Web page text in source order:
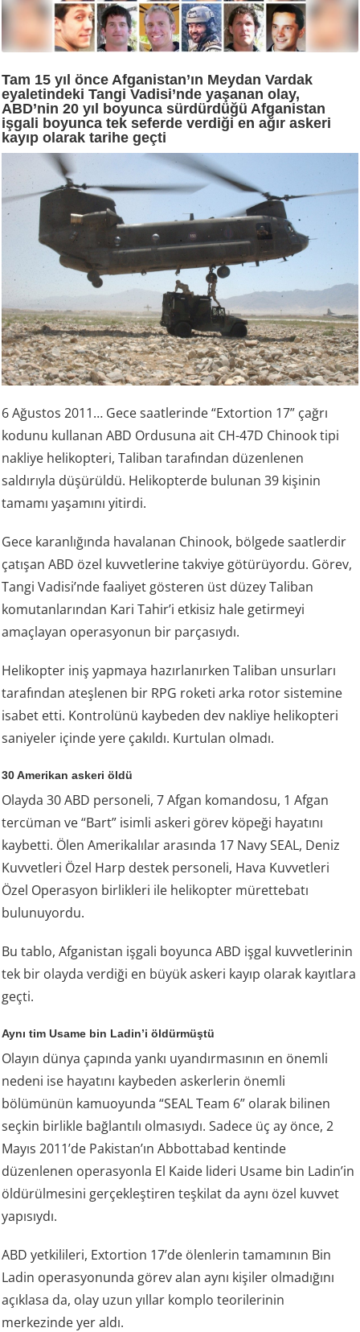
Tam 15 yıl önce Afganistan’ın Meydan Vardak
eyaletindeki Tangi Vadisi’nde yaşanan olay,
ABD’nin 20 yıl boyunca sürdürdüğü Afganistan
işgali boyunca tek seferde verdiği en ağır askeri
kayıp olarak tarihe geçti
6 Ağustos 2011… Gece saatlerinde “Extortion 17” çağrı
kodunu kullanan ABD Ordusuna ait CH-47D Chinook tipi
nakliye helikopteri, Taliban tarafından düzenlenen
saldırıyla düşürüldü. Helikopterde bulunan 39 kişinin
tamamı yaşamını yitirdi.
Gece karanlığında havalanan Chinook, bölgede saatlerdir
çatışan ABD özel kuvvetlerine takviye götürüyordu. Görev,
Tangi Vadisi’nde faaliyet gösteren üst düzey Taliban
komutanlarından Kari Tahir’i etkisiz hale getirmeyi
amaçlayan operasyonun bir parçasıydı.
Helikopter iniş yapmaya hazırlanırken Taliban unsurları
tarafından ateşlenen bir RPG roketi arka rotor sistemine
isabet etti. Kontrolünü kaybeden dev nakliye helikopteri
saniyeler içinde yere çakıldı. Kurtulan olmadı.
30 Amerikan askeri öldü
Olayda 30 ABD personeli, 7 Afgan komandosu, 1 Afgan
tercüman ve “Bart” isimli askeri görev köpeği hayatını
kaybetti. Ölen Amerikalılar arasında 17 Navy SEAL, Deniz
Kuvvetleri Özel Harp destek personeli, Hava Kuvvetleri
Özel Operasyon birlikleri ile helikopter mürettebatı
bulunuyordu.
Bu tablo, Afganistan işgali boyunca ABD işgal kuvvetlerinin
tek bir olayda verdiği en büyük askeri kayıp olarak kayıtlara
geçti.
Aynı tim Usame bin Ladin’i öldürmüştü
Olayın dünya çapında yankı uyandırmasının en önemli
nedeni ise hayatını kaybeden askerlerin önemli
bölümünün kamuoyunda “SEAL Team 6” olarak bilinen
seçkin birlikle bağlantılı olmasıydı. Sadece üç ay önce, 2
Mayıs 2011’de Pakistan’ın Abbottabad kentinde
düzenlenen operasyonla El Kaide lideri Usame bin Ladin’in
öldürülmesini gerçekleştiren teşkilat da aynı özel kuvvet
yapısıydı.
ABD yetkilileri, Extortion 17’de ölenlerin tamamının Bin
Ladin operasyonunda görev alan aynı kişiler olmadığını
açıklasa da, olay uzun yıllar komplo teorilerinin
merkezinde yer aldı.